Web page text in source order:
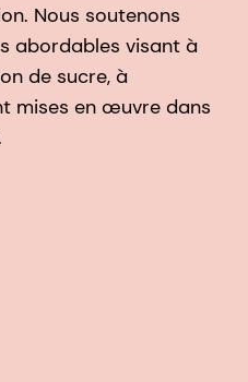
Nous soutenons
abordables visant à
de sucre, à
mises en œuvre dans